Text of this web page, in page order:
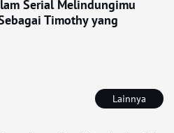
Lainnya
Serial Melindungimu
Timothy yang